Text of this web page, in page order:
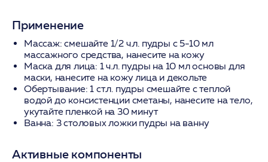
Применение
Массаж: смешайте 1/2 ч.л. пудры с 5-10 мл
массажного средства, нанесите на кожу
Маска для лица: 1 ч.л. пудры на 10 мл основы для
маски, нанесите на кожу лица и декольте
Обертывание: 1 ст.л. пудры смешайте с теплой
водой до консистенции сметаны, нанесите на тело,
укутайте пленкой на 30 минут
Ванна: 3 столовых ложки пудры на ванну
Активные компоненты